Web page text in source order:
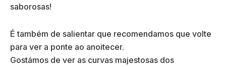
saborosas!
É também de salientar que recomendamos que volte
para ver a ponte ao anoitecer.
Gostámos de ver as curvas majestosas dos